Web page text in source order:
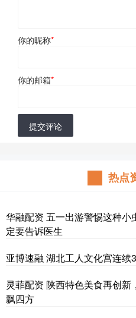
你的昵称*
你的邮箱*
提交评论
热点
华融配资 五一出游警惕这种
定要告诉医生
亚博速融 湖北工人文化宫连续
灵菲配资 陕西特色美食再创
飘四方